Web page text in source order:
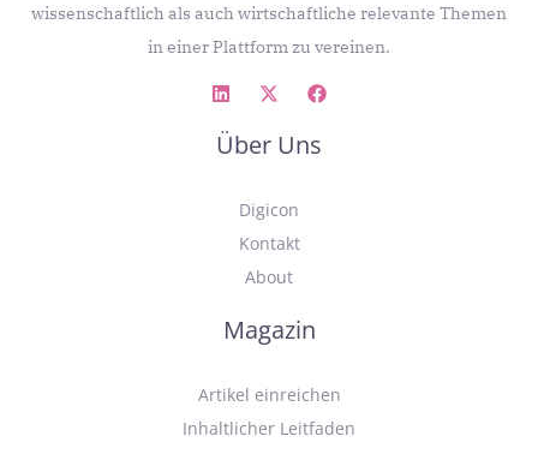
wissenschaftlich als auch wirtschaftliche relevante Themen
in einer Plattform zu vereinen.
Über Uns
Digicon
Kontakt
About
Magazin
Artikel einreichen
Inhaltlicher Leitfaden